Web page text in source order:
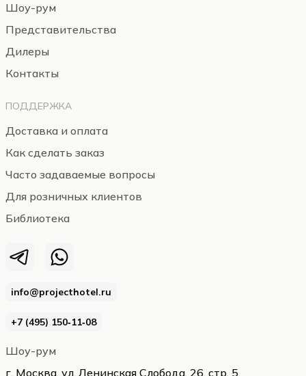
info@projecthotel.ru
+7 (495) 150‑11‑08
Шоу-рум
г. Москва, ул. Ленинская Слобода, 26, стр. 5,
Шоу-рум
Представительства
Дилеры
Контакты
ПОДДЕРЖКА
Доставка и оплата
Как сделать заказ
Часто задаваемые вопросы
Для розничных клиентов
Библиотека